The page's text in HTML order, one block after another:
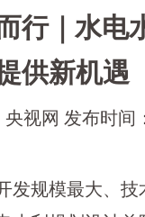
行｜水电
供新机遇
央视网 发布时间
发规模最大、